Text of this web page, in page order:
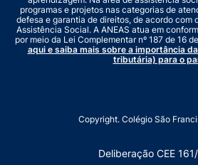
programas e projetos nas categorias de
defesa e garantia de direitos, de acordo com
Assistência Social. A ANEAS atua em
por meio da Lei Complementar nº 187 de 16
aqui e saiba mais sobre a importância
tributária) para o
Copyright. Colégio São
Deliberação CEE